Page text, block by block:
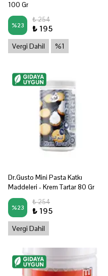
100 Gr
%23
₺ 254
₺ 195
Vergi Dahil %1
Dr.Gusto Mini Pasta Katkı
Maddeleri - Krem Tartar 80 Gr
%23
₺ 254
₺ 195
Vergi Dahil